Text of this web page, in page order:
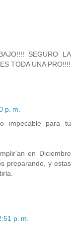
SEGURO LA
TODA UNA PRO!!!!
p. m.
impecable para tu
en Diciembre
preparando, y estas
p. m.